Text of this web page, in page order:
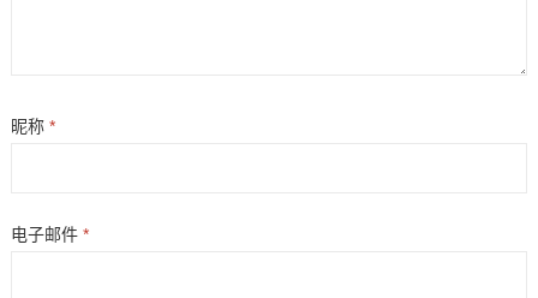
昵称 *
电子邮件 *